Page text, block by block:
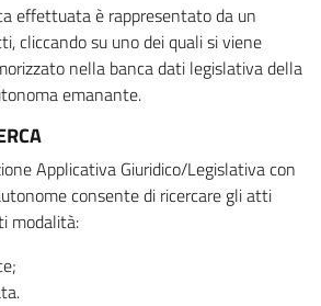
effettuata è rappresentato da un
cliccando su uno dei quali si viene
nella banca dati legislativa della
emanante.
Applicativa Giuridico/Legislativa con
consente di ricercare gli atti
modalità: